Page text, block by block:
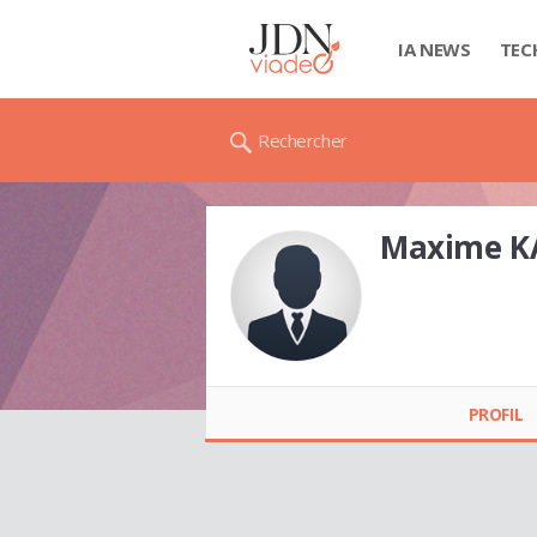
IA NEWS
Rechercher
Maxime
PROFIL